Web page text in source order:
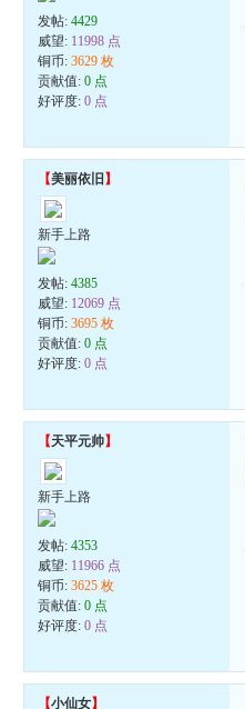
发帖:4429
威望: 11998 点
铜币:3629 枚
贡献值:0 点
好评度:0 点
【美丽依旧 】
新手上路
发帖:4385
威望: 12069 点
铜币:3695 枚
贡献值:0 点
好评度:0 点
【天平元帅】
新手上路
发帖:4353
威望: 11966 点
铜币:3625 枚
贡献值:0 点
好评度:0 点
【小仙女】